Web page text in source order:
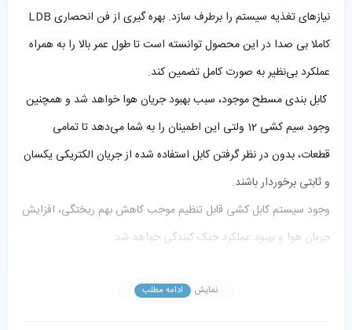
نیازهای تغذیه سیستم را برطرف سازد. بهره گیری از فن‌ انحصاری LDB
کاملا بی صدا در این محصول توانسته است تا طول عمر بالا را به همراه
عملکرد بی‌نظیر به صورت کامل تضمین کند.
کابل بندی مسطح موجود، سبب بهبود جریان هوا خواهد شد و همچنین
وجود سیم کشی 12 ولتی این اطمینان را به شما می‌دهد تا تمامی
قطعات، بدون در نظر گرفتن کابل استفاده شده از جریان الکتریکی یکسان
و ثابتی برخوردار باشند.
وجود سیستم کابل کشی قابل تنظیم موجب کاهش بهم ریختگی، افزایش
جریان هوا و بهبود عملکرد خنک کنندگی خواهد شد.
افزایش ثبات و استقامت ولتاژ خروجی.
نمایش ادامه مطلب